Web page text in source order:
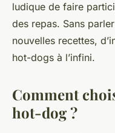
ludique de faire
des repas. Sans
nouvelles recettes,
hot-dogs à l’infini.
Comment
hot-dog ?